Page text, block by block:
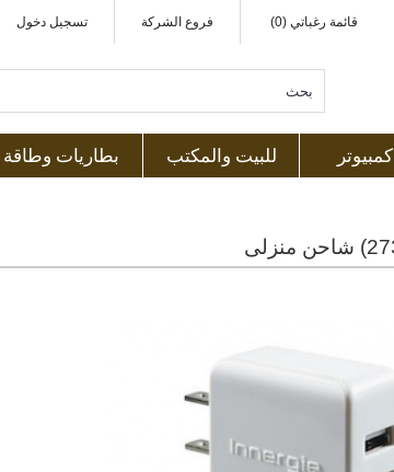
قائمة رغباتي (0) فروع الشركة تسجيل دخول
كمبيوتر للبيت والمكتب بطاريات وطاقة